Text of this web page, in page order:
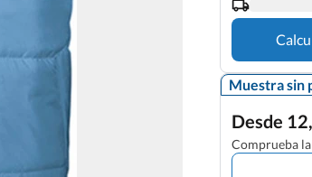
Muestra sin
Desde
Comprueba